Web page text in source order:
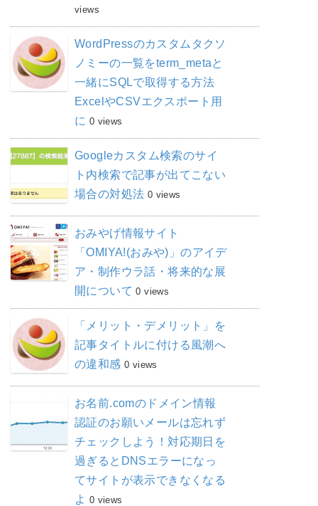
views
WordPressのカスタムタクソ
ノミーの一覧をterm_metaと
一緒にSQLで取得する方法
ExcelやCSVエクスポート用
に 0 views
Googleカスタム検索のサイ
ト内検索で記事が出てこない
場合の対処法 0 views
おみやげ情報サイト
「OMIYA!(おみや)」のアイデ
ア・制作ウラ話・将来的な展
開について 0 views
「メリット・デメリット」を
記事タイトルに付ける風潮へ
の違和感 0 views
お名前.comのドメイン情報
認証のお願いメールは忘れず
チェックしよう！対応期日を
過ぎるとDNSエラーになっ
てサイトが表示できなくなる
よ 0 views